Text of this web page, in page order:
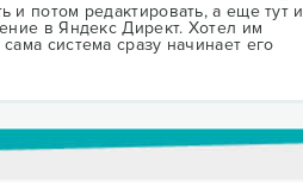
и потом редактировать, а еще тут и
в Яндекс Директ. Хотел им
система сразу начинает его